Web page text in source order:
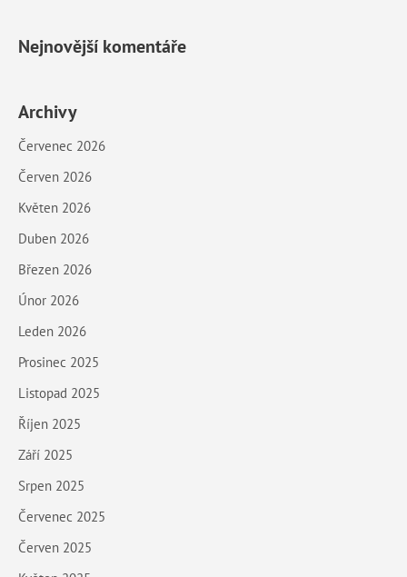
Nejnovější komentáře
Archivy
Červenec 2026
Červen 2026
Květen 2026
Duben 2026
Březen 2026
Únor 2026
Leden 2026
Prosinec 2025
Listopad 2025
Říjen 2025
Září 2025
Srpen 2025
Červenec 2025
Červen 2025